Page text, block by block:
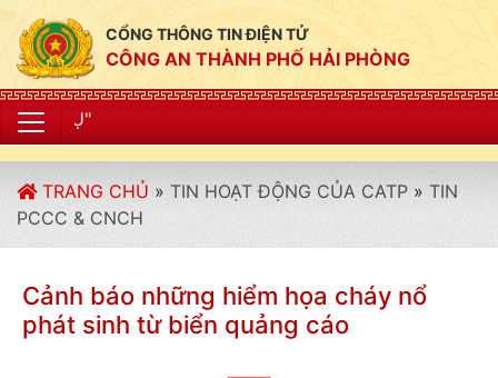
CỔNG THÔNG TIN ĐIỆN TỬ
CÔNG AN THÀNH PHỐ HẢI PHÒNG
TRANG CHỦ » TIN HOẠT ĐỘNG CỦA CATP » TIN
PCCC & CNCH
Cảnh báo những hiểm họa cháy nổ
phát sinh từ biển quảng cáo